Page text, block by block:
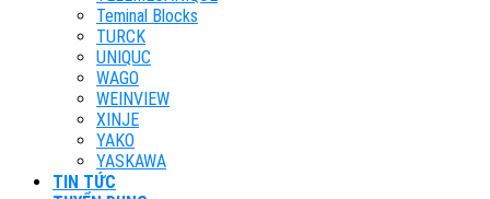
Teminal Blocks
TURCK
UNIQUC
WAGO
WEINVIEW
XINJE
YAKO
YASKAWA
TIN TỨC